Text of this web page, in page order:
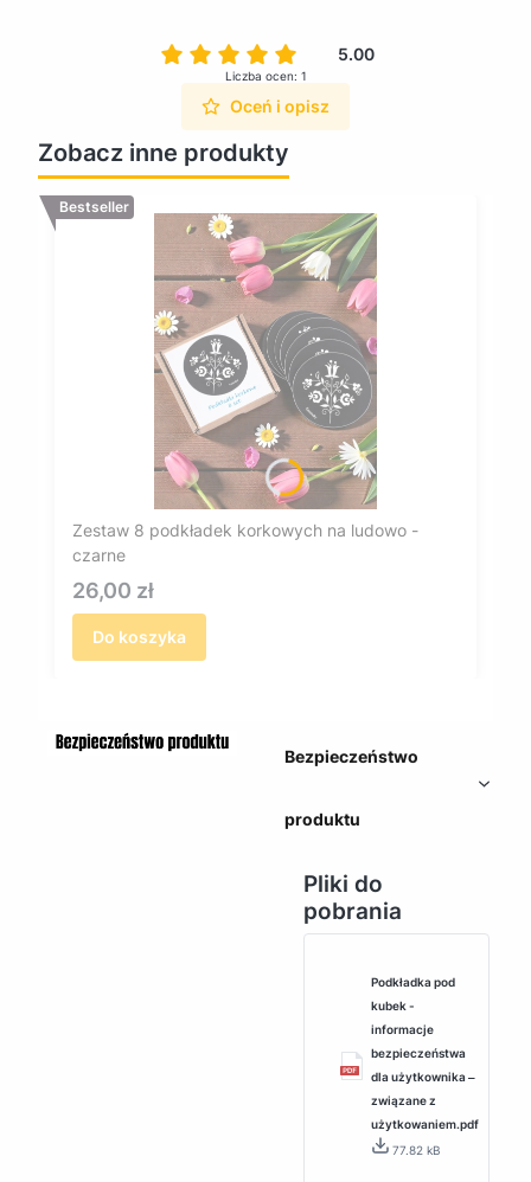
5.00
Liczba ocen: 1
Oceń i opisz
Zobacz inne produkty
Bestseller
Zestaw 8 podkładek korkowych na ludowo -
czarne
Cena
26,00 zł
Do koszyka
Bezpieczeństwo
produktu
Pliki do
pobrania
Podkładka pod
kubek -
informacje
bezpieczeństwa
dla użytkownika ‒
związane z
użytkowaniem.pdf
77.82 kB